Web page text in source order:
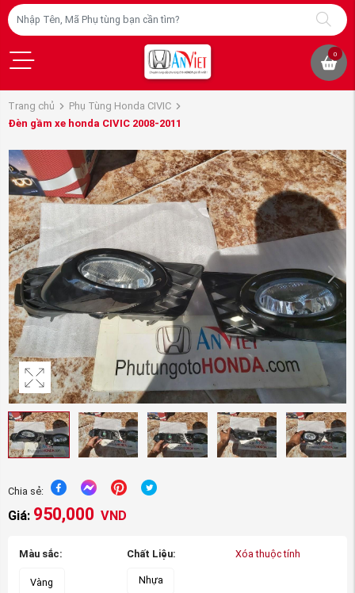
0
Trang chủ
Phụ Tùng Honda CIVIC
Đèn gầm xe honda CIVIC 2008-2011
Chia sẻ:
Giá: 950,000 VND
Màu sắc:
Vàng
Chất Liệu:
Nhựa
Xóa thuộc tính